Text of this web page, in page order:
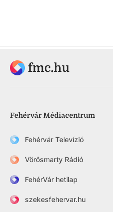
fmc.hu
Fehérvár Médiacentrum
Fehérvár Televízió
Vörösmarty Rádió
FehérVár hetilap
szekesfehervar.hu